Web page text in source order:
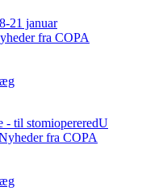
21 januar
fra COPA
- til stomiopereredU
fra COPA